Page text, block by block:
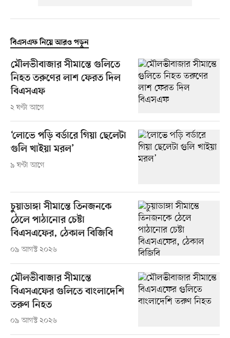
বিএসএফ নিয়ে আরও পড়ুন
মৌলভীবাজার সীমান্তে গুলিতে
নিহত তরুণের লাশ ফেরত দিল
বিএসএফ
২ ঘণ্টা আগে
‘লোভে পড়ি বর্ডারে গিয়া ছেলেটা
গুলি খাইয়া মরল’
৯ ঘণ্টা আগে
চুয়াডাঙ্গা সীমান্তে তিনজনকে
ঠেলে পাঠানোর চেষ্টা
বিএসএফের, ঠেকাল বিজিবি
০৯ আগস্ট ২০২৬
মৌলভীবাজার সীমান্তে
বিএসএফের গুলিতে বাংলাদেশি
তরুণ নিহত
০৯ আগস্ট ২০২৬